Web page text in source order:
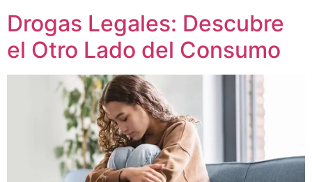
Drogas Legales: Descubre
el Otro Lado del Consumo